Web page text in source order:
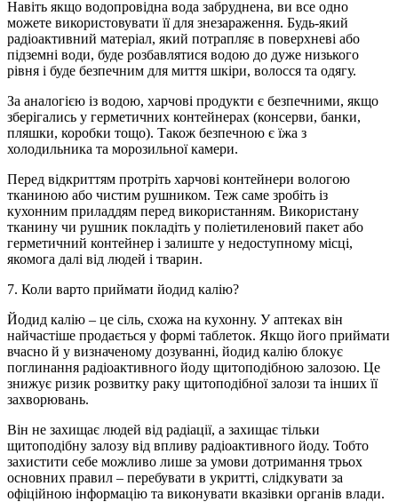
Навіть якщо водопровідна вода забруднена, ви все одно
можете використовувати її для знезараження. Будь-який
радіоактивний матеріал, який потрапляє в поверхневі або
підземні води, буде розбавлятися водою до дуже низького
рівня і буде безпечним для миття шкіри, волосся та одягу.
За аналогією із водою, харчові продукти є безпечними, якщо
зберігались у герметичних контейнерах (консерви, банки,
пляшки, коробки тощо). Також безпечною є їжа з
холодильника та морозильної камери.
Перед відкриттям протріть харчові контейнери вологою
тканиною або чистим рушником. Теж саме зробіть із
кухонним приладдям перед використанням. Використану
тканину чи рушник покладіть у поліетиленовий пакет або
герметичний контейнер і залиште у недоступному місці,
якомога далі від людей і тварин.
7. Коли варто приймати йодид калію?
Йодид калію – це сіль, схожа на кухонну. У аптеках він
найчастіше продається у формі таблеток. Якщо його приймати
вчасно й у визначеному дозуванні, йодид калію блокує
поглинання радіоактивного йоду щитоподібною залозою. Це
знижує ризик розвитку раку щитоподібної залози та інших її
захворювань.
Він не захищає людей від радіації, а захищає тільки
щитоподібну залозу від впливу радіоактивного йоду. Тобто
захистити себе можливо лише за умови дотримання трьох
основних правил – перебувати в укритті, слідкувати за
офіційною інформацію та виконувати вказівки органів влади.